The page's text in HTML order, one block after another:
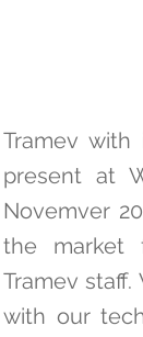
Tramev
present at
Novemver
the market
Tramev
with our